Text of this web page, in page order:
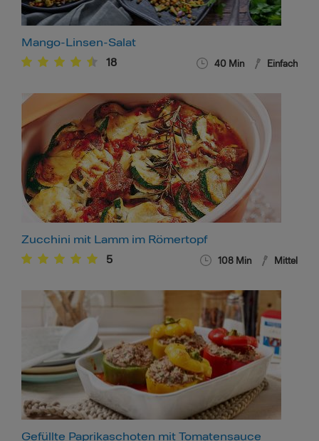
Mango-Linsen-Salat
18 40 Min Einfach
Zucchini mit Lamm im Römertopf
5 108 Min Mittel
Gefüllte Paprikaschoten mit Tomatensauce